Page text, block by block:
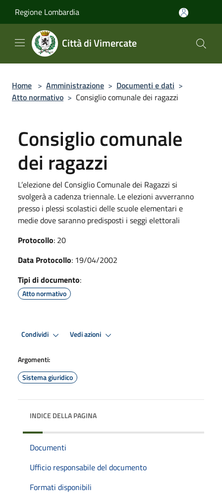
Regione Lombardia
Città di Vimercate
Home > Amministrazione > Documenti e dati >
Atto normativo > Consiglio comunale dei ragazzi
Consiglio comunale
dei ragazzi
L’elezione del Consiglio Comunale dei Ragazzi si
svolgerà a cadenza triennale. Le elezioni avverranno
presso i plessi scolastici delle scuole elementari e
medie dove saranno predisposti i seggi elettorali
Protocollo: 20
Data Protocollo: 19/04/2002
Tipi di documento:
Atto normativo
Condividi Vedi azioni
Argomenti:
Sistema giuridico
INDICE DELLA PAGINA
Documenti
Ufficio responsabile del documento
Formati disponibili